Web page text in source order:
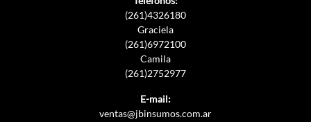
(261)4326180
Graciela
(261)6972100
Camila
(261)2752977
E-mail:
ventas@jbinsumos.com.ar